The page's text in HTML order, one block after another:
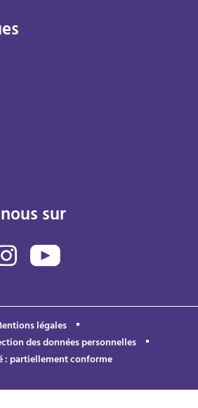
sur
légales
des données personnelles
: partiellement conforme